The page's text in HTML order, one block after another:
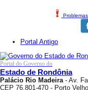
Portal Antigo
Portal do Governo do
Estado de Rondônia
Palácio Rio Madeira- Av.
CEP 76.801-470 - Porto